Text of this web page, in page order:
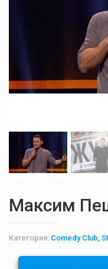
Максим
Категория: Comedy Club,